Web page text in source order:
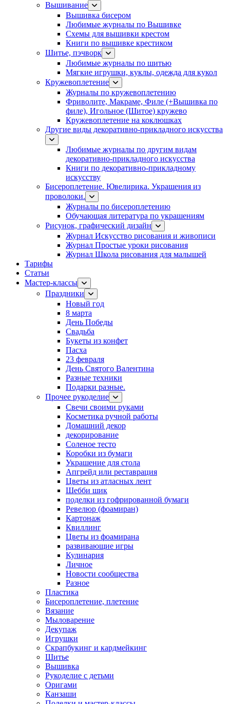
Вышивание
Вышивка бисером
Любимые журналы по Вышивке
Схемы для вышивки крестом
Книги по вышивке крестиком
Шитье, пэчворк
Любимые журналы по шитью
Мягкие игрушки, куклы, одежда для кукол
Кружевоплетение
Журналы по кружевоплетению
Фриволите, Макраме, Филе (+Вышивка по
филе), Игольное (Шитое) кружево
Кружевоплетение на коклюшках
Другие виды декоративно-прикладного искусства
Любимые журналы по другим видам
декоративно-прикладного искусства
Книги по декоративно-прикладному
искусству
Бисероплетение. Ювелирика. Украшения из
проволоки.
Журналы по бисероплетению
Обучающая литература по украшениям
Рисунок, графический дизайн
Журнал Искусство рисования и живописи
Журнал Простые уроки рисования
Журнал Школа рисования для малышей
Тарифы
Статьи
Мастер-классы
Праздники
Новый год
8 марта
День Победы
Свадьба
Букеты из конфет
Пасха
23 февраля
День Святого Валентина
Разные техники
Подарки разные.
Прочее рукоделие
Свечи своими руками
Косметика ручной работы
Домашний декор
декорирование
Соленое тесто
Коробки из бумаги
Украшение для стола
Апгрейд или реставрация
Цветы из атласных лент
Шебби шик
поделки из гофрированной бумаги
Ревелюр (фоамиран)
Картонаж
Квиллинг
Цветы из фоамирана
развивающие игры
Кулинария
Личное
Новости сообщества
Разное
Пластика
Бисероплетение, плетение
Вязание
Мыловарение
Декупаж
Игрушки
Скрапбукинг и кардмейкинг
Шитье
Вышивка
Рукоделие с детьми
Оригами
Канзаши